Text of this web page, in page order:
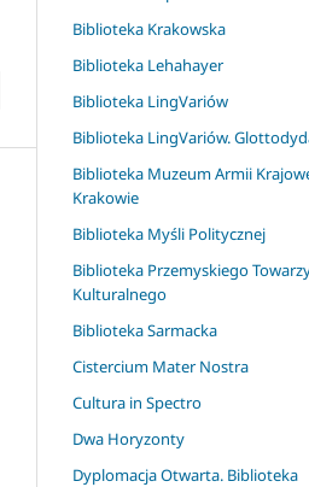
Biblioteka Krakowska
Biblioteka Lehahayer
Biblioteka LingVariów
Biblioteka LingVariów.
Biblioteka Muzeum Armii
Krakowie
Biblioteka Myśli Politycznej
Biblioteka Przemyskiego
Kulturalnego
Biblioteka Sarmacka
Cistercium Mater Nostra
Cultura in Spectro
Dwa Horyzonty
Dyplomacja Otwarta. Biblioteka